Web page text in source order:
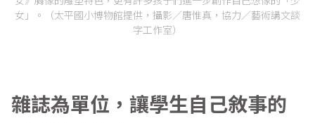
女」。（太平國小博物館提供，攝影／唐惟真，協力／藝術講文談
字工作室）
雜誌為單位，讓學生自己敘事的